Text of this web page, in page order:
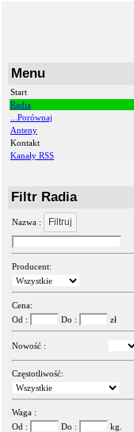
Menu
Start
Radia
...Porównaj
Anteny
Kontakt
Kanały RSS
Filtr Radia
Nazwa : Filtruj
Producent:
Cena:
Od :
Do : zł
Nowość :
Częstotliwość:
Waga :
Od :
Do : kg.